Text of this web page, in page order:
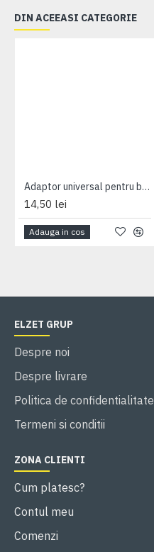
DIN ACEEASI CATEGORIE
Adaptor universal pentru borniere Hager serie KN
14,50 lei
Adauga in cos
ELZET GRUP
Despre noi
Despre livrare
Politica de confidentialitate
Termeni si conditii
ZONA CLIENTI
Cum platesc?
Contul meu
Comenzi